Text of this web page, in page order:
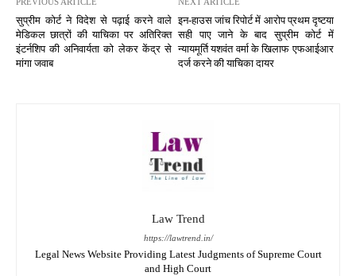
सुप्रीम कोर्ट ने विदेश से पढ़ाई करने वाले
मेडिकल छात्रों की याचिका पर अतिरिक्त
इंटर्नशिप की अनिवार्यता को लेकर केंद्र से
मांगा जवाब
इन-हाउस जांच रिपोर्ट में आरोप प्रथम दृष्टया
सही पाए जाने के बाद सुप्रीम कोर्ट में
न्यायमूर्ति यशवंत वर्मा के खिलाफ एफआईआर
दर्ज करने की याचिका दायर
Law Trend
https://lawtrend.in/
Legal News Website Providing Latest Judgments of Supreme Court
and High Court